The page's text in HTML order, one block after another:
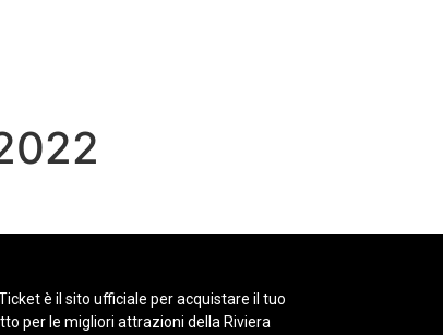
è il sito ufficiale per acquistare il tuo
per le migliori attrazioni della Riviera